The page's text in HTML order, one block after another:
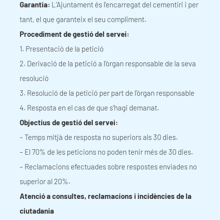
Garantia: L’Ajuntament és l’encarregat del cementiri i per
tant, el que garanteix el seu compliment.
Procediment de gestió del servei:
1. Presentació de la petició
2. Derivació de la petició a l’òrgan responsable de la seva
resolució
3. Resolució de la petició per part de l’òrgan responsable
4. Resposta en el cas de que s’hagi demanat.
Objectius de gestió del servei:
– Temps mitjà de resposta no superiors als 30 dies.
– El 70% de les peticions no poden tenir més de 30 dies.
– Reclamacions efectuades sobre respostes enviades no
superior al 20%.
Atenció a consultes, reclamacions i incidències de la
ciutadania